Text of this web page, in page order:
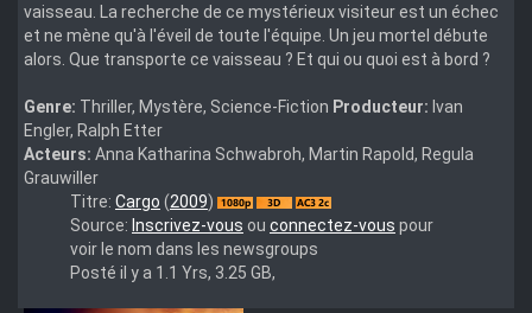
vaisseau. La recherche de ce mystérieux visiteur est un échec
et ne mène qu'à l'éveil de toute l'équipe. Un jeu mortel débute
alors. Que transporte ce vaisseau ? Et qui ou quoi est à bord ?
Genre: Thriller, Mystère, Science-Fiction Producteur: Ivan
Engler, Ralph Etter
Acteurs: Anna Katharina Schwabroh, Martin Rapold, Regula
Grauwiller
Cargo.2009.3D.SBS.German.1080p.BluRay.x264-
3D4ALL
Titre: Cargo (2009)
Source: Inscrivez-vous ou connectez-vous pour
voir le nom dans les newsgroups
Posté il y a 1.1 Yrs, 3.25 GB,